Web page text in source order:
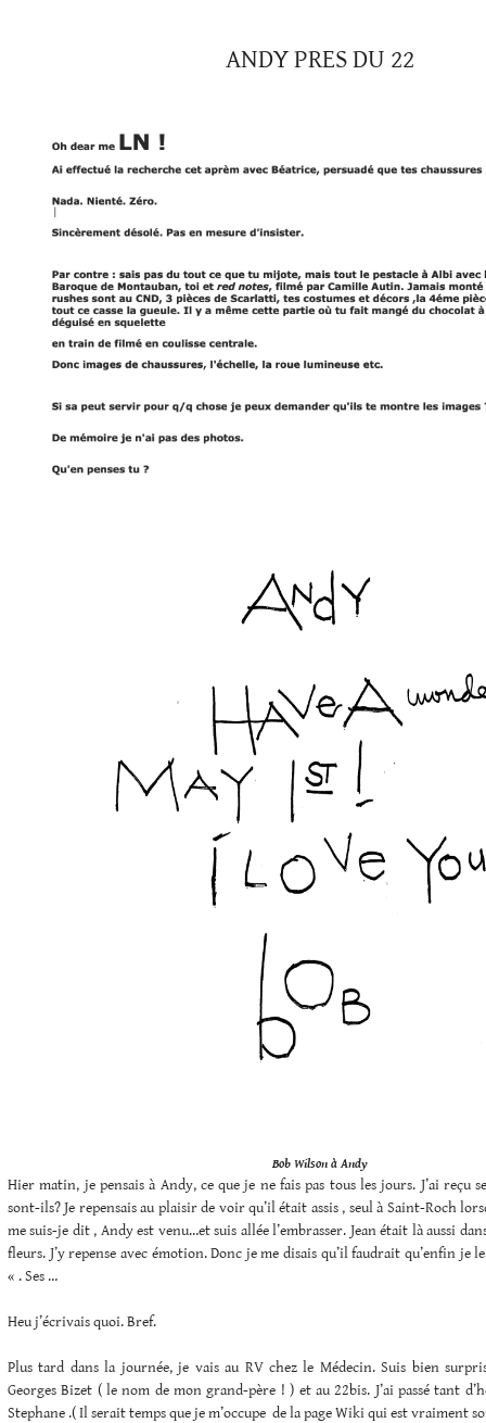
ANDY PRES DU 22
Bob Wilson à Andy
Hier matin, je pensais à Andy, ce que je ne fais pas tous les jours. J’ai reçu
sont-ils? Je repensais au plaisir de voir qu’il était assis , seul à Saint-Roch
me suis-je dit , Andy est venu…et suis allée l’embrasser. Jean était là aussi
fleurs. J’y repense avec émotion. Donc je me disais qu’il faudrait qu’enfin je
« . Ses …
Heu j’écrivais quoi. Bref.
Plus tard dans la journée, je vais au RV chez le Médecin. Suis bien
Georges Bizet ( le nom de mon grand-père ! ) et au 22bis. J’ai passé tant
Stephane .( Il serait temps que je m’occupe de la page Wiki qui est vraiment